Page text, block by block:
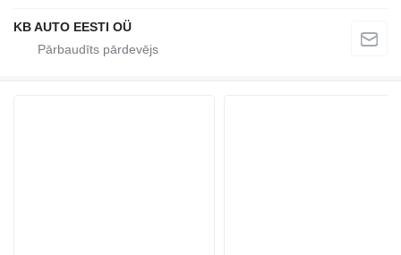
KB AUTO EESTI OÜ